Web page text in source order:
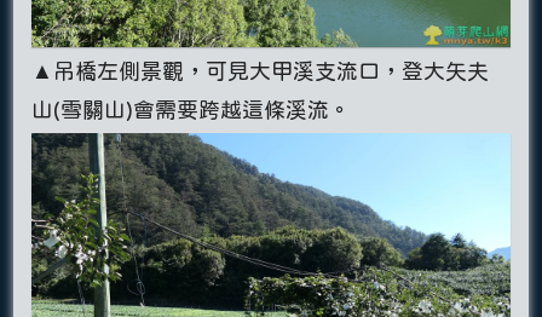
▲吊橋左側景觀，可見大甲溪支流口，登大矢夫
山(雪關山)會需要跨越這條溪流。